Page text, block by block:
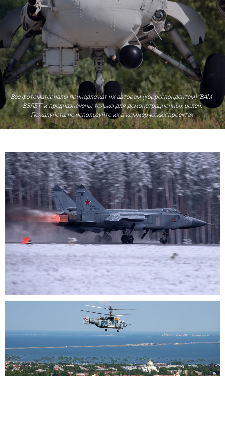
Все фотоматериалы принадлежат их авторам (корреспондентам) "ВАМ -
ВЗЛЕТ" и предназначены только для демонстрационных целей.
Пожалуйста, не используйте их в коммерческих проектах.